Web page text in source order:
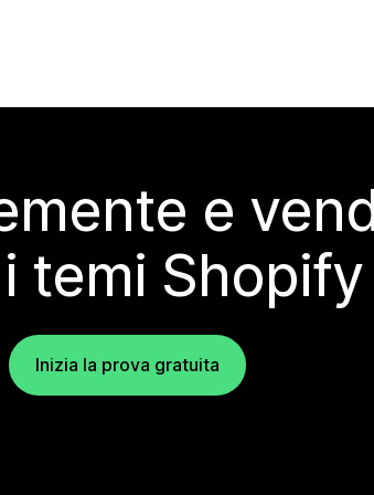
e
temi Shopify
Inizia la prova gratuita